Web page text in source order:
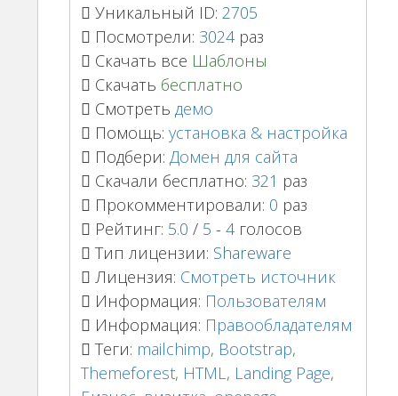
Уникальный ID: 2705
Посмотрели: 3024раз
Скачать все Шаблоны
Скачать бесплатно
Смотреть демо
Помощь: установка & настройка
Подбери: Домен для сайта
Скачали бесплатно: 321 раз
Прокомментировали: 0 раз
Рейтинг: 5.0 / 5 - 4голосов
Тип лицензии: Shareware
Лицензия: Смотреть источник
Информация: Пользователям
Информация: Правообладателям
Теги: mailchimp, Bootstrap,
Themeforest, HTML, Landing Page,